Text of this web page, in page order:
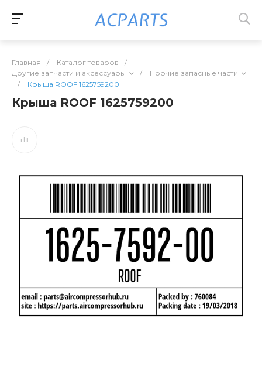
Главная / Каталог товаров
/
Другие запчасти и аксессуары
/
Прочие запасные части
/
Крыша ROOF 1625759200
Крыша ROOF 1625759200